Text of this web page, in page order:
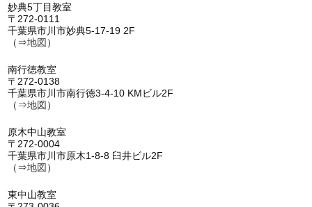
妙典5丁目教室
〒272-0111
千葉県市川市妙典5-17-19 2F
（⇒地図 ）
南行徳教室
〒272-0138
千葉県市川市南行徳3-4-10 KMビル2F
（⇒地図 ）
原木中山教室
〒272-0004
千葉県市川市原木1-8-8 臼井ビル2F
（⇒地図 ）
東中山教室